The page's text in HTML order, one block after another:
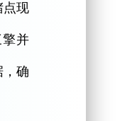
点现
并
，确